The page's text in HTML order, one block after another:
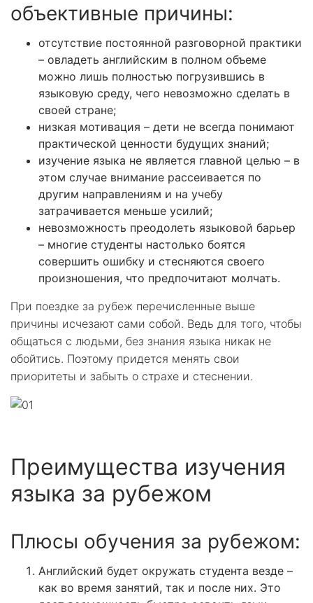
объективные причины:
отсутствие постоянной разговорной практики
– овладеть английским в полном объеме
можно лишь полностью погрузившись в
языковую среду, чего невозможно сделать в
своей стране;
низкая мотивация – дети не всегда понимают
практической ценности будущих знаний;
изучение языка не является главной целью – в
этом случае внимание рассеивается по
другим направлениям и на учебу
затрачивается меньше усилий;
невозможность преодолеть языковой барьер
– многие студенты настолько боятся
совершить ошибку и стесняются своего
произношения, что предпочитают молчать.
При поездке за рубеж перечисленные выше
причины исчезают сами собой. Ведь для того, чтобы
общаться с людьми, без знания языка никак не
обойтись. Поэтому придется менять свои
приоритеты и забыть о страхе и стеснении.
Преимущества изучения
языка за рубежом
Плюсы обучения за рубежом:
Английский будет окружать студента везде –
как во время занятий, так и после них. Это